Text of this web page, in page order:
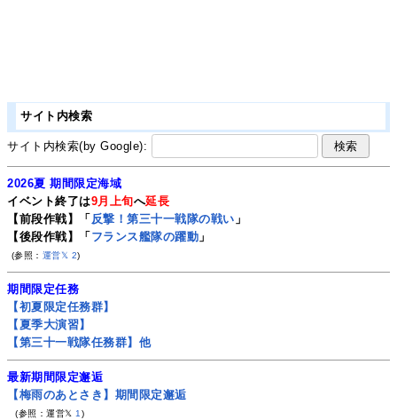
サイト内検索
サイト内検索(by Google):
2026夏 期間限定海域
イベント終了は9月上旬へ延長
【前段作戦】「 反撃！第三十一戦隊の戦い 」
【後段作戦】「フランス艦隊の躍動 」
(参照： 運営𝕏 2)
期間限定任務
【初夏限定任務群】
【夏季大演習】
【第三十一戦隊任務群】他
最新期間限定邂逅
【梅雨のあとさき】期間限定邂逅
(参照：運営𝕏 1 )